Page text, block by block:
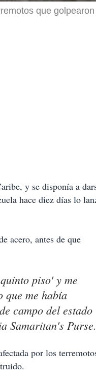
que
y se disponía a
hace diez días lo
acero, antes de que
piso' y me
que me había
campo del estado
Samaritan's Purse.
por los